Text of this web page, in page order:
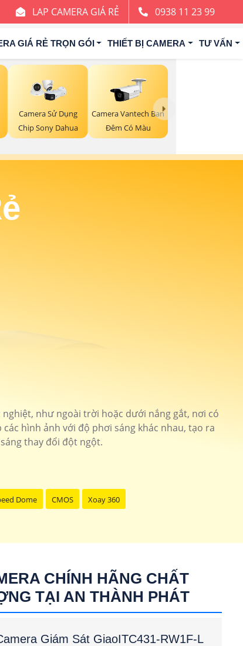
LAP CAMERA GIÁ RẺ 0938 11 23 99
GIÁ RẺ TRỌN GÓI THIẾT BỊ CAMERA TƯ VẤN
Camera Sử Dụng
Chip Sony Dahua
Camera Vantech Ban
Đêm Có Màu
như ngoài trời hoặc dưới nắng gắt, nơi có
hình ảnh với độ phơi sáng khác nhau, tạo ra
thay đổi đột ngột.
Dome CMOS Xoay 360
CHÍNH HÃNG CHẤT
TẠI AN THÀNH PHÁT
Giám Sát GiaoITC431-RW1F-L